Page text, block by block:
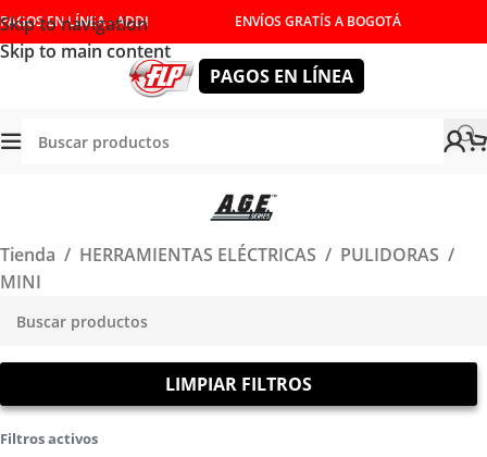
Skip to navigation
Skip to main content
PAGOS EN LÍNEA - ADDI ENVÍOS GRATÍS A BOGOTÁ
PAGOS EN LÍNEA
Tienda / HERRAMIENTAS ELÉCTRICAS / PULIDORAS /
MINI
LIMPIAR FILTROS
Filtros activos